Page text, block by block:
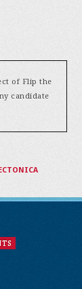
of Flip the
candidate